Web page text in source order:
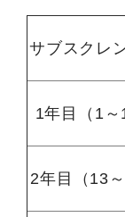
サブスクレ
1年目（1～
2年目（13